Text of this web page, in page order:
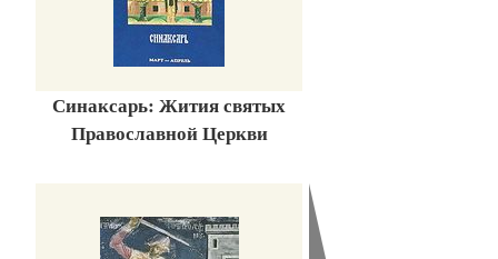
Синаксарь: Жития святых
Православной Церкви